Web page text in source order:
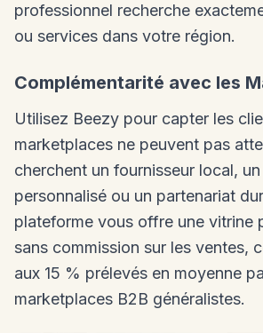
professionnel recherche
ou services dans votre région.
Complémentarité avec les
Utilisez Beezy pour capter les
marketplaces ne peuvent pas
cherchent un fournisseur local,
personnalisé ou un partenariat
plateforme vous offre une vitrine
sans commission sur les ventes,
aux 15 % prélevés en moyenne
marketplaces B2B généralistes.